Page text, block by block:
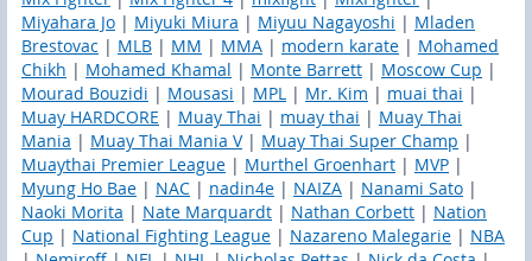
Miyahara Jo | Miyuki Miura | Miyuu Nagayoshi | Mladen
Brestovac | MLB | MM | MMA | modern karate | Mohamed
Chikh | Mohamed Khamal | Monte Barrett | Moscow Cup |
Mourad Bouzidi | Mousasi | MPL | Mr. Kim | muai thai |
Muay HARDCORE | Muay Thai | muay thai | Muay Thai
Mania | Muay Thai Mania V| Muay Thai Super Champ |
Muaythai Premier League | Murthel Groenhart | MVP |
Myung Ho Bae | NAC | nadin4e | NAIZA | Nanami Sato |
Naoki Morita | Nate Marquardt | Nathan Corbett | Nation
Cup | National Fighting League | Nazareno Malegarie | NBA